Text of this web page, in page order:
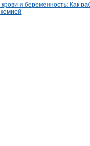
крови и беременность: Как